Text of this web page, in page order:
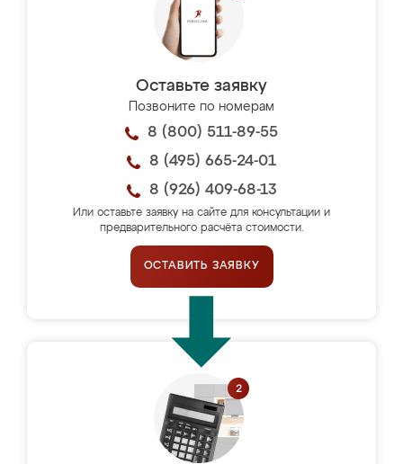
Оставьте заявку
Позвоните по номерам
8 (800) 511-89-55
8 (495) 665-24-01
8 (926) 409-68-13
Или оставьте заявку на сайте для консультации и
предварительного расчёта стоимости.
ОСТАВИТЬ ЗАЯВКУ